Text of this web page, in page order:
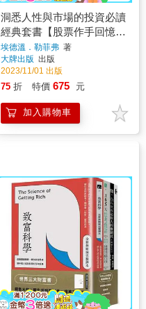
洞悉人性與市場的投資必讀
經典套書【股票作手回憶錄
+華爾街人性啟示錄】
埃德溫．勒菲弗 著
大牌出版 出版
2023/11/01 出版
75 折 特價 675 元
加入購物車